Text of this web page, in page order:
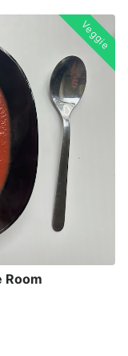
Veggie
Room